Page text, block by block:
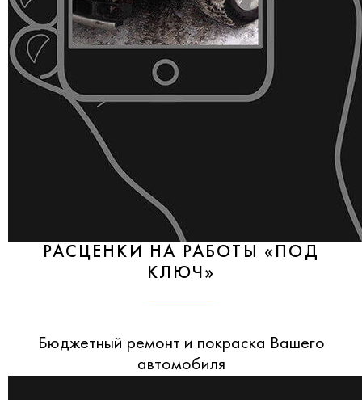
РАСЦЕНКИ НА РАБОТЫ «ПОД
КЛЮЧ»
Бюджетный ремонт и покраска Вашего
автомобиля